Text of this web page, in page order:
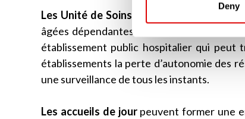
Deny
Les Unité de Soins de Suite et de Longue
âgées dépendantes de plus de 60 ans. A
établissement public hospitalier qui peut
établissements la perte d’autonomie des
une surveillance de tous les instants.
Les accueils de jourpeuvent former une